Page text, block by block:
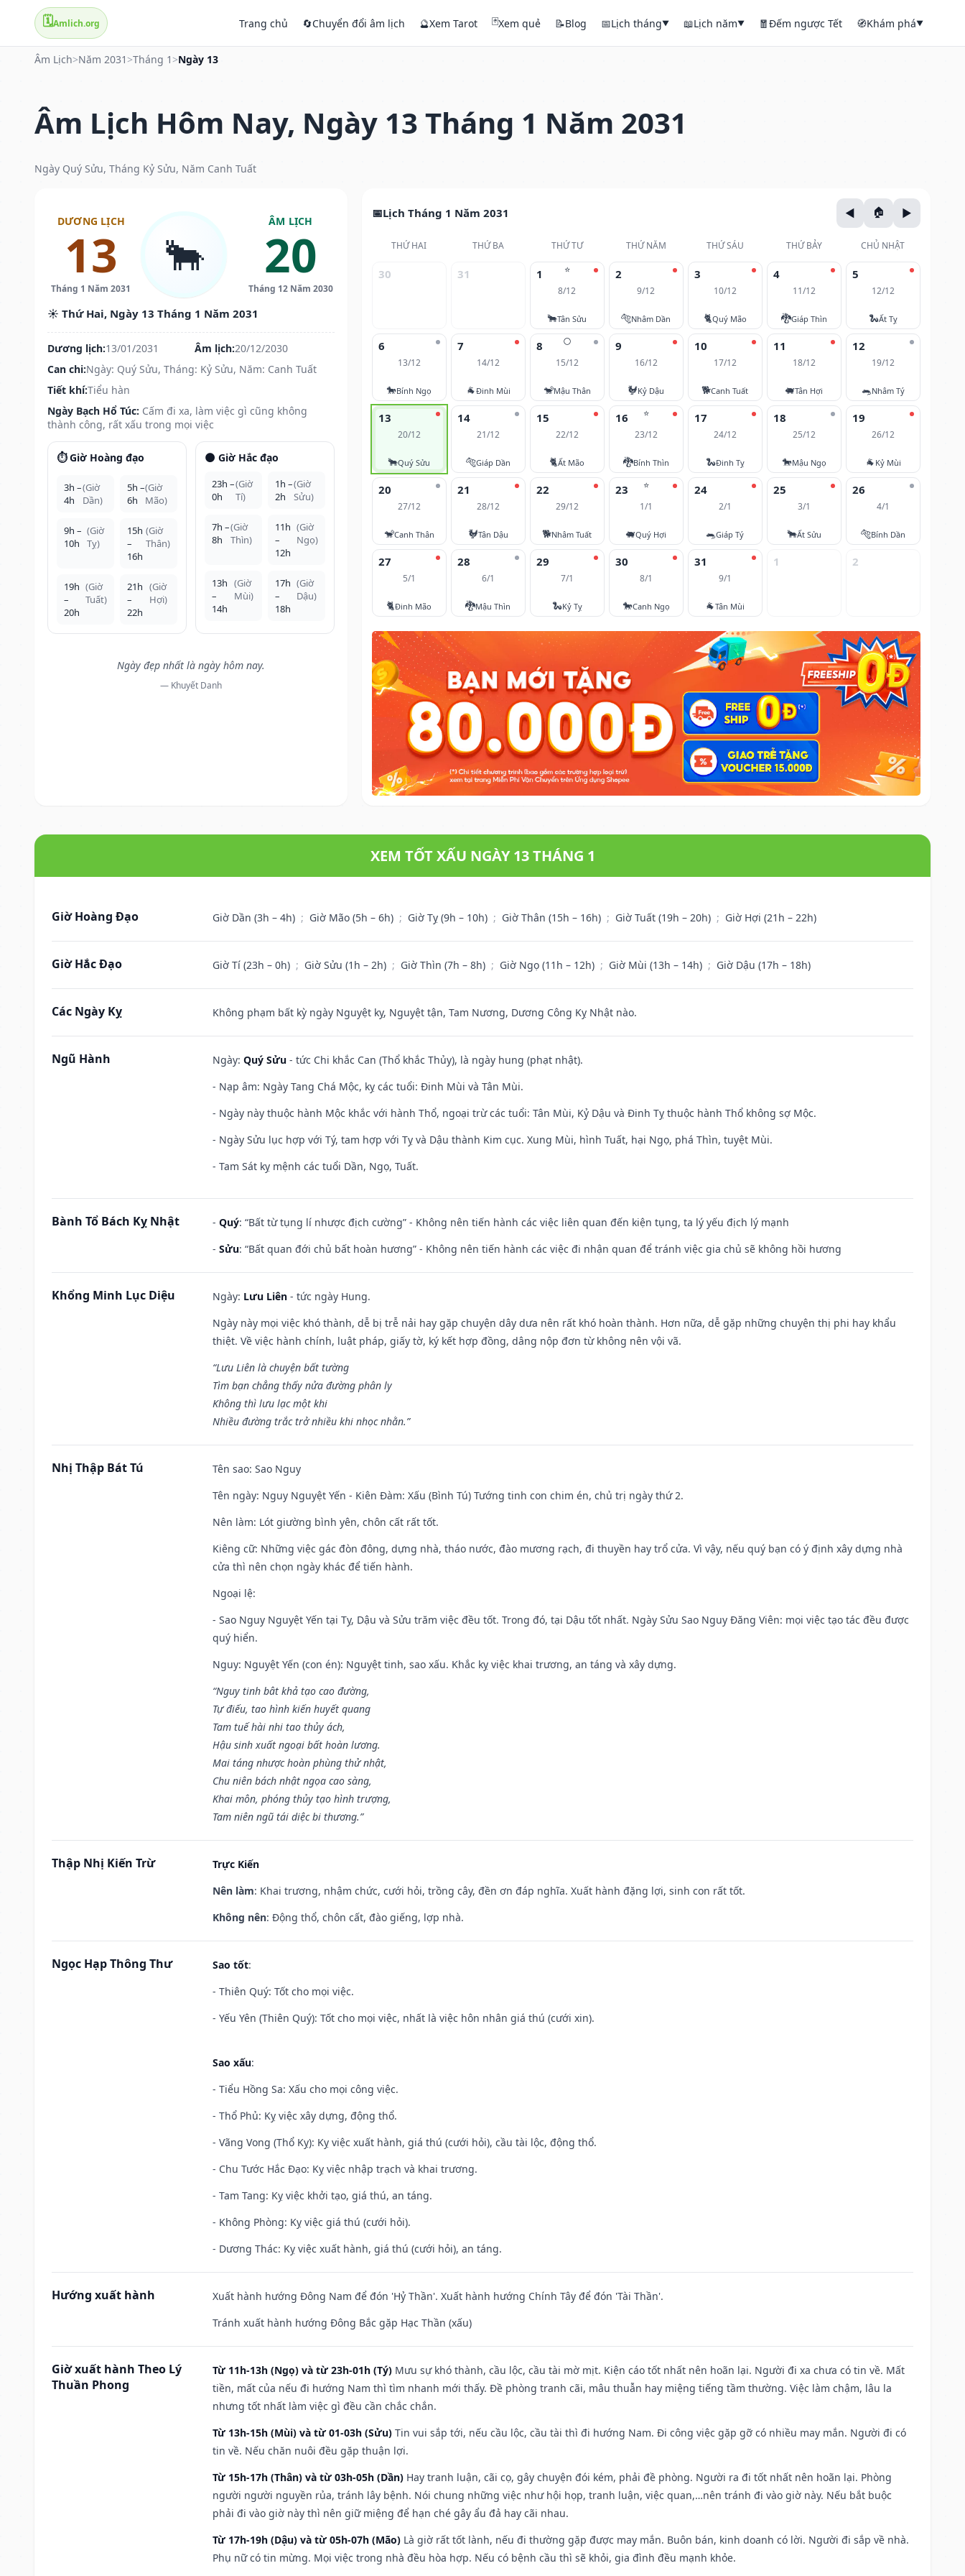
🗓️Amlich.org Trang chủ 🔄Chuyển đổi âm lịch 🔮Xem Tarot 🃏Xem quẻ 📝Blog 📅Lịch tháng▼ 📖Lịch năm▼ 🧧Đếm ngược Tết 🧭Khám phá▼
Âm Lịch>Năm 2031 >Tháng 1 >Ngày 13
Âm Lịch Hôm Nay, Ngày 13 Tháng 1 Năm 2031
Ngày Quý Sửu, Tháng Kỷ Sửu, Năm Canh Tuất
DƯƠNG LỊCH
13
Tháng 1 Năm 2031
🐂
ÂM LỊCH
20
Tháng 12 Năm 2030
☀️ Thứ Hai, Ngày 13 Tháng 1 Năm 2031
Dương lịch:13/01/2031 Âm lịch:20/12/2030
Can chi:Ngày: Quý Sửu, Tháng: Kỷ Sửu, Năm: Canh Tuất
Tiết khí:Tiểu hàn
Ngày Bạch Hổ Túc: Cấm đi xa, làm việc gì cũng không
thành công, rất xấu trong mọi việc
⏱️ Giờ Hoàng đạo
3h –
4h
(Giờ
Dần)
5h –
6h
(Giờ
Mão)
9h –
10h
(Giờ
Tỵ)
15h
–
16h
(Giờ
Thân)
19h
–
20h
(Giờ
Tuất)
21h
–
22h
(Giờ
Hợi)
🌑 Giờ Hắc đạo
23h –
0h
(Giờ
Tí)
1h –
2h
(Giờ
Sửu)
7h –
8h
(Giờ
Thìn)
11h
–
12h
(Giờ
Ngọ)
13h
–
14h
(Giờ
Mùi)
17h
–
18h
(Giờ
Dậu)
Ngày đẹp nhất là ngày hôm nay.
— Khuyết Danh
Lịch Tháng 1 Năm 2031
THỨ HAI THỨ BA THỨ TƯ THỨ NĂM THỨ SÁU THỨ BẢY CHỦ NHẬT
30 31 ⭐
1
8/12
🐂Tân Sửu
2
9/12
🐅Nhâm Dần
3
10/12
🐈Quý Mão
4
11/12
🐉Giáp Thìn
5
12/12
🐍Ất Tỵ
6
13/12
🐎Bính Ngọ
7
14/12
🐐Đinh Mùi
🌕
8
15/12
🐒Mậu Thân
9
16/12
🐓Kỷ Dậu
10
17/12
🐕Canh Tuất
11
18/12
🐖Tân Hợi
12
19/12
🐀Nhâm Tý
13
20/12
🐂Quý Sửu
14
21/12
🐅Giáp Dần
15
22/12
🐈Ất Mão
⭐
16
23/12
🐉Bính Thìn
17
24/12
🐍Đinh Tỵ
18
25/12
🐎Mậu Ngọ
19
26/12
🐐 Kỷ Mùi
20
27/12
🐒Canh Thân
21
28/12
🐓Tân Dậu
22
29/12
🐕Nhâm Tuất
⭐
23
1/1
🐖Quý Hợi
24
2/1
🐀Giáp Tý
25
3/1
🐂Ất Sửu
26
4/1
🐅Bính Dần
27
5/1
🐈Đinh Mão
28
6/1
🐉Mậu Thìn
29
7/1
🐍Kỷ Tỵ
30
8/1
🐎Canh Ngọ
31
9/1
🐐Tân Mùi
1 2
XEM TỐT XẤU NGÀY 13 THÁNG 1
Giờ Hoàng Đạo Giờ Dần (3h – 4h) ; Giờ Mão (5h – 6h) ; Giờ Tỵ (9h – 10h) ; Giờ Thân (15h – 16h) ; Giờ Tuất (19h – 20h) ; Giờ Hợi (21h – 22h)
Giờ Hắc Đạo Giờ Tí (23h – 0h) ; Giờ Sửu (1h – 2h) ; Giờ Thìn (7h – 8h) ; Giờ Ngọ (11h – 12h) ; Giờ Mùi (13h – 14h) ; Giờ Dậu (17h – 18h)
Các Ngày Kỵ Không phạm bất kỳ ngày Nguyệt kỵ, Nguyệt tận, Tam Nương, Dương Công Kỵ Nhật nào.
Ngũ Hành Ngày: Quý Sửu - tức Chi khắc Can (Thổ khắc Thủy), là ngày hung (phạt nhật).
- Nạp âm: Ngày Tang Chá Mộc, kỵ các tuổi: Đinh Mùi và Tân Mùi.
- Ngày này thuộc hành Mộc khắc với hành Thổ, ngoại trừ các tuổi: Tân Mùi, Kỷ Dậu và Đinh Tỵ thuộc hành Thổ không sợ Mộc.
- Ngày Sửu lục hợp với Tý, tam hợp với Tỵ và Dậu thành Kim cục. Xung Mùi, hình Tuất, hại Ngọ, phá Thìn, tuyệt Mùi.
- Tam Sát kỵ mệnh các tuổi Dần, Ngọ, Tuất.
Bành Tổ Bách Kỵ Nhật - Quý: “Bất từ tụng lí nhược địch cường” - Không nên tiến hành các việc liên quan đến kiện tụng, ta lý yếu địch lý mạnh
- Sửu: “Bất quan đới chủ bất hoàn hương” - Không nên tiến hành các việc đi nhận quan để tránh việc gia chủ sẽ không hồi hương
Khổng Minh Lục Diệu Ngày: Lưu Liên - tức ngày Hung.
Ngày này mọi việc khó thành, dễ bị trễ nải hay gặp chuyện dây dưa nên rất khó hoàn thành. Hơn nữa, dễ gặp những chuyện thị phi hay khẩu
thiệt. Về việc hành chính, luật pháp, giấy tờ, ký kết hợp đồng, dâng nộp đơn từ không nên vội vã.
“Lưu Liên là chuyện bất tường
Tìm bạn chẳng thấy nửa đường phân ly
Không thì lưu lạc một khi
Nhiều đường trắc trở nhiều khi nhọc nhằn.”
Nhị Thập Bát Tú Tên sao: Sao Nguy
Tên ngày: Nguy Nguyệt Yến - Kiên Đàm: Xấu (Bình Tú) Tướng tinh con chim én, chủ trị ngày thứ 2.
Nên làm: Lót giường bình yên, chôn cất rất tốt.
Kiêng cữ: Những việc gác đòn đông, dựng nhà, tháo nước, đào mương rạch, đi thuyền hay trổ cửa. Vì vậy, nếu quý bạn có ý định xây dựng nhà
cửa thì nên chọn ngày khác để tiến hành.
Ngoại lệ:
- Sao Nguy Nguyệt Yến tại Tỵ, Dậu và Sửu trăm việc đều tốt. Trong đó, tại Dậu tốt nhất. Ngày Sửu Sao Nguy Đăng Viên: mọi việc tạo tác đều được
quý hiển.
Nguy: Nguyệt Yến (con én): Nguyệt tinh, sao xấu. Khắc kỵ việc khai trương, an táng và xây dựng.
“Nguy tinh bât khả tạo cao đường,
Tự điếu, tao hình kiến huyết quang
Tam tuế hài nhi tao thủy ách,
Hậu sinh xuất ngoại bất hoàn lương.
Mai táng nhược hoàn phùng thử nhật,
Chu niên bách nhật ngọa cao sàng,
Khai môn, phóng thủy tạo hình trượng,
Tam niên ngũ tái diệc bi thương.”
Thập Nhị Kiến Trừ
Trực Kiến
Nên làm: Khai trương, nhậm chức, cưới hỏi, trồng cây, đền ơn đáp nghĩa. Xuất hành đặng lợi, sinh con rất tốt.
Không nên: Động thổ, chôn cất, đào giếng, lợp nhà.
Ngọc Hạp Thông Thư Sao tốt:
- Thiên Quý: Tốt cho mọi việc.
- Yếu Yên (Thiên Quý): Tốt cho mọi việc, nhất là việc hôn nhân giá thú (cưới xin).
Sao xấu:
- Tiểu Hồng Sa: Xấu cho mọi công việc.
- Thổ Phủ: Kỵ việc xây dựng, động thổ.
- Vãng Vong (Thổ Kỵ): Kỵ việc xuất hành, giá thú (cưới hỏi), cầu tài lộc, động thổ.
- Chu Tước Hắc Đạo: Kỵ việc nhập trạch và khai trương.
- Tam Tang: Kỵ việc khởi tạo, giá thú, an táng.
- Không Phòng: Kỵ việc giá thú (cưới hỏi).
- Dương Thác: Kỵ việc xuất hành, giá thú (cưới hỏi), an táng.
Hướng xuất hành
Xuất hành hướng Đông Nam để đón 'Hỷ Thần'. Xuất hành hướng Chính Tây để đón 'Tài Thần'.
Tránh xuất hành hướng Đông Bắc gặp Hạc Thần (xấu)
Giờ xuất hành Theo Lý
Thuần Phong
Từ 11h-13h (Ngọ) và từ 23h-01h (Tý) Mưu sự khó thành, cầu lộc, cầu tài mờ mịt. Kiện cáo tốt nhất nên hoãn lại. Người đi xa chưa có tin về. Mất
tiền, mất của nếu đi hướng Nam thì tìm nhanh mới thấy. Đề phòng tranh cãi, mâu thuẫn hay miệng tiếng tầm thường. Việc làm chậm, lâu la
nhưng tốt nhất làm việc gì đều cần chắc chắn.
Từ 13h-15h (Mùi) và từ 01-03h (Sửu) Tin vui sắp tới, nếu cầu lộc, cầu tài thì đi hướng Nam. Đi công việc gặp gỡ có nhiều may mắn. Người đi có
tin về. Nếu chăn nuôi đều gặp thuận lợi.
Từ 15h-17h (Thân) và từ 03h-05h (Dần) Hay tranh luận, cãi cọ, gây chuyện đói kém, phải đề phòng. Người ra đi tốt nhất nên hoãn lại. Phòng
người người nguyền rủa, tránh lây bệnh. Nói chung những việc như hội họp, tranh luận, việc quan,…nên tránh đi vào giờ này. Nếu bắt buộc
phải đi vào giờ này thì nên giữ miệng để hạn ché gây ẩu đả hay cãi nhau.
Từ 17h-19h (Dậu) và từ 05h-07h (Mão) Là giờ rất tốt lành, nếu đi thường gặp được may mắn. Buôn bán, kinh doanh có lời. Người đi sắp về nhà.
Phụ nữ có tin mừng. Mọi việc trong nhà đều hòa hợp. Nếu có bệnh cầu thì sẽ khỏi, gia đình đều mạnh khỏe.